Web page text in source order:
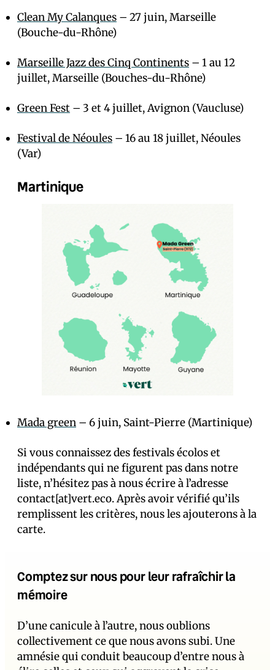
Clean My Calanques – 27 juin, Marseille
(Bouche-du-Rhône)
Marseille Jazz des Cinq Continents – 1 au 12
juillet, Marseille (Bouches-du-Rhône)
Green Fest – 3 et 4 juillet, Avignon (Vaucluse)
Festival de Néoules – 16 au 18 juillet, Néoules
(Var)
Martinique
Mada green – 6 juin, Saint-Pierre (Martinique)
Si vous connaissez des festivals écolos et
indépendants qui ne figurent pas dans notre
liste, n’hésitez pas à nous écrire à l’adresse
contact[at]vert.eco. Après avoir vérifié qu’ils
remplissent les critères, nous les ajouterons à la
carte.
Comptez sur nous pour leur rafraîchir la
mémoire
D’une canicule à l’autre, nous oublions
collectivement ce que nous avons subi. Une
amnésie qui conduit beaucoup d’entre nous à